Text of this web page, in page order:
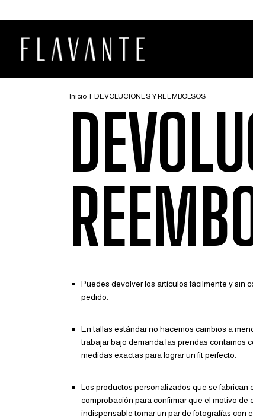
Inicio | DEVOLUCIONES Y REEMBOLSOS
Puedes devolver los artículos fácilmente y sin
pedido.
En tallas estándar no hacemos cambios a
trabajar bajo demanda las prendas contamos
medidas exactas para lograr un fit perfecto.
Los productos personalizados que se fabrican
comprobación para confirmar que el motivo
indispensable tomar un par de fotografías con